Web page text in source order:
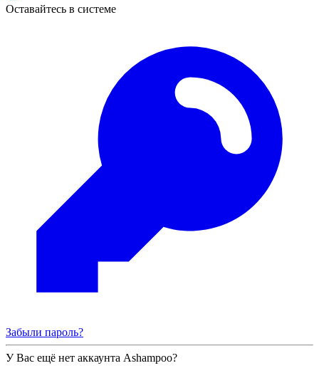
Оставайтесь в системе
Забыли пароль?
У Вас ещё нет аккаунта Ashampoo?